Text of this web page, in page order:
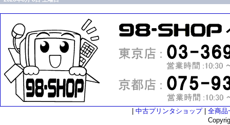
中古プリンタショップ| 全商品